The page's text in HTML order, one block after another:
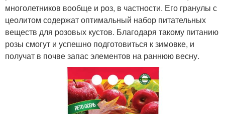
многолетников вообще и роз, в частности. Его гранулы с
цеолитом содержат оптимальный набор питательных
веществ для розовых кустов. Благодаря такому питанию
розы смогут и успешно подготовиться к зимовке, и
получат в почве запас элементов на раннюю весну.